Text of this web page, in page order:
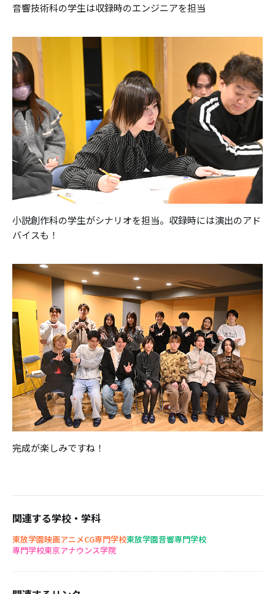
音響技術科の学生は収録時のエンジニアを担当
小説創作科の学生がシナリオを担当。収録時には演出のアド
バイスも！
完成が楽しみですね！
関連する学校・学科
東放学園映画アニメCG専門学校東放学園音響専門学校
専門学校東京アナウンス学院